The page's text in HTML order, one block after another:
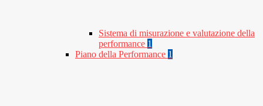
Sistema di misurazione e valutazione della
performance 1
Piano della Performance 1